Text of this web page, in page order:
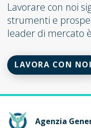
Lavorare con noi
strumenti e
leader di mercato
LAVORA CON NOI
Agenzia